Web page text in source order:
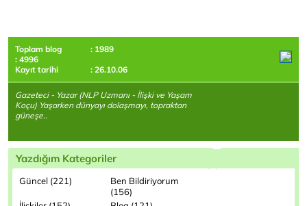
Toplam blog
: 1989
: 4996
Kayıt tarihi
: 26.10.06
Gazeteci - Yazar (NLP Uzmanı - İlişki ve Yaşam
Koçu) Yaşarken dünyayı dolaşmayı, topraktan
güneşe..
Yazdığım Kategoriler
Güncel (221) Ben Bildiriyorum
(156)